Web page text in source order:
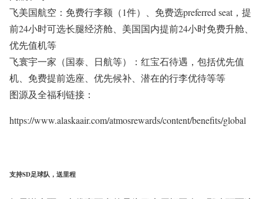
飞美国航空： 免费行李额（1件）、免费选preferred seat，提
前24小时可选长腿经济舱、美国国内提前24小时免费升舱、
优先值机等
飞寰宇一家（国泰、日航等）：红宝石待遇，包括优先值
机、免费提前选座、优先候补、潜在的行李优待等等
图源及全福利链接：
https://www.alaskaair.com/atmosrewards/content/benefits/global
支持SD足球队，送里程